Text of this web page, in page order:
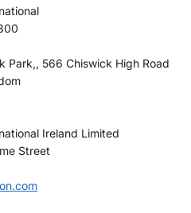
Park,, 566 Chiswick High Road
Ireland Limited
Street